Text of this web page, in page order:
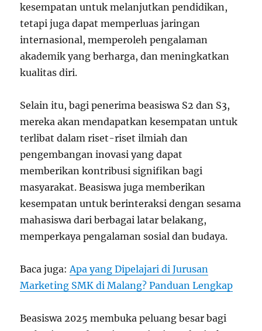
kesempatan untuk melanjutkan pendidikan,
tetapi juga dapat memperluas jaringan
internasional, memperoleh pengalaman
akademik yang berharga, dan meningkatkan
kualitas diri.
Selain itu, bagi penerima beasiswa S2 dan S3,
mereka akan mendapatkan kesempatan untuk
terlibat dalam riset-riset ilmiah dan
pengembangan inovasi yang dapat
memberikan kontribusi signifikan bagi
masyarakat. Beasiswa juga memberikan
kesempatan untuk berinteraksi dengan sesama
mahasiswa dari berbagai latar belakang,
memperkaya pengalaman sosial dan budaya.
Baca juga: Apa yang Dipelajari di Jurusan
Marketing SMK di Malang? Panduan Lengkap
Beasiswa 2025 membuka peluang besar bagi